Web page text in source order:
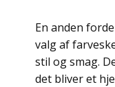
En anden
valg af
stil og smag.
det bliver et